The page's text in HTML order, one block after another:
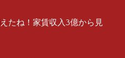
たね！家賃収入3億から見